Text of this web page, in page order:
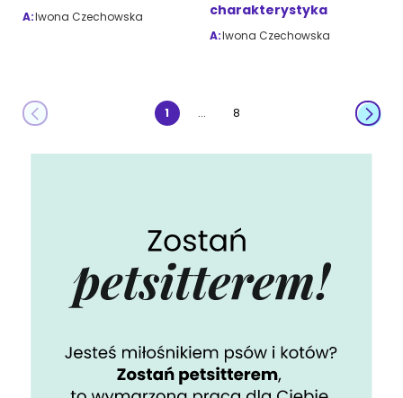
A:Iwona Czechowska
charakterystyka
A:Iwona Czechowska
1 ... 8